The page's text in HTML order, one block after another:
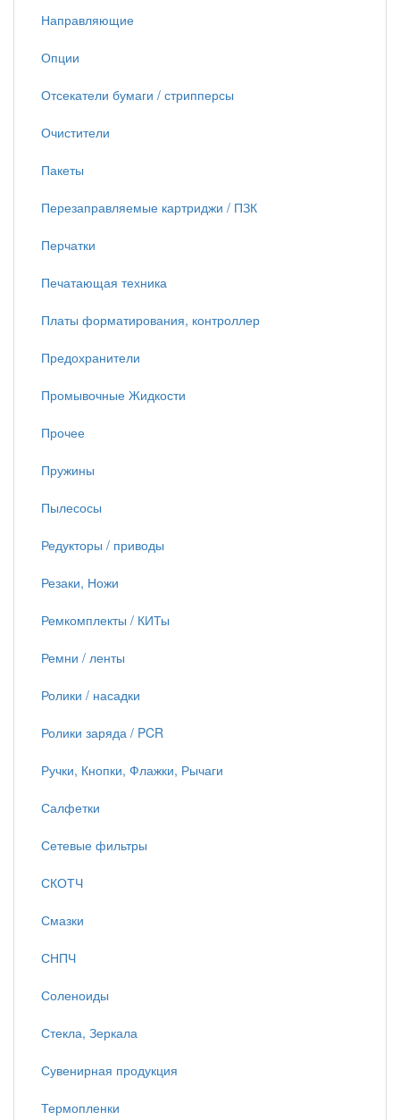
Направляющие
Опции
Отсекатели бумаги / стрипперсы
Очистители
Пакеты
Перезаправляемые картриджи / ПЗК
Перчатки
Печатающая техника
Платы форматирования, контроллер
Предохранители
Промывочные Жидкости
Прочее
Пружины
Пылесосы
Редукторы / приводы
Резаки, Ножи
Ремкомплекты / КИТы
Ремни / ленты
Ролики / насадки
Ролики заряда / PCR
Ручки, Кнопки, Флажки, Рычаги
Салфетки
Сетевые фильтры
СКОТЧ
Смазки
СНПЧ
Соленоиды
Стекла, Зеркала
Сувенирная продукция
Термопленки